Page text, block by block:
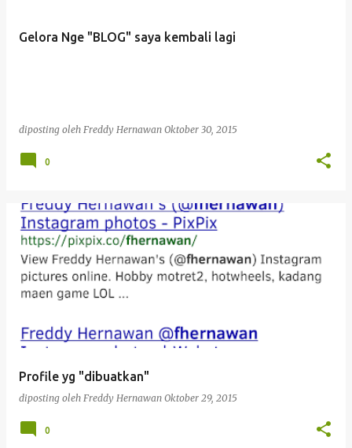
Gelora Nge "BLOG" saya kembali lagi
diposting oleh Freddy Hernawan Oktober 30, 2015
0
Profile yg "dibuatkan"
diposting oleh Freddy Hernawan Oktober 29, 2015
0